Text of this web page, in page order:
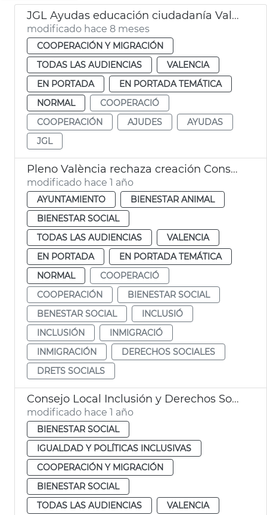
JGL Ayudas educación ciudadanía València
modificado hace 8 meses
COOPERACIÓN Y MIGRACIÓN
TODAS LAS AUDIENCIAS
VALENCIA
EN PORTADA
EN PORTADA TEMÁTICA
NORMAL
COOPERACIÓ
COOPERACIÓN
AJUDES
AYUDAS
JGL
Pleno València rechaza creación Consejo Local de Inclusión y Derechos Sociales
modificado hace 1 año
AYUNTAMIENTO
BIENESTAR ANIMAL
BIENESTAR SOCIAL
TODAS LAS AUDIENCIAS
VALENCIA
EN PORTADA
EN PORTADA TEMÁTICA
NORMAL
COOPERACIÓ
COOPERACIÓN
BIENESTAR SOCIAL
BENESTAR SOCIAL
INCLUSIÓ
INCLUSIÓN
INMIGRACIÓ
INMIGRACIÓN
DERECHOS SOCIALES
DRETS SOCIALS
Consejo Local Inclusión y Derechos Sociales València
modificado hace 1 año
BIENESTAR SOCIAL
IGUALDAD Y POLÍTICAS INCLUSIVAS
COOPERACIÓN Y MIGRACIÓN
BIENESTAR SOCIAL
TODAS LAS AUDIENCIAS
VALENCIA